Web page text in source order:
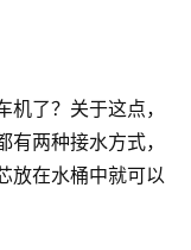
了？关于这点，
两种接水方式，
放在水桶中就可以